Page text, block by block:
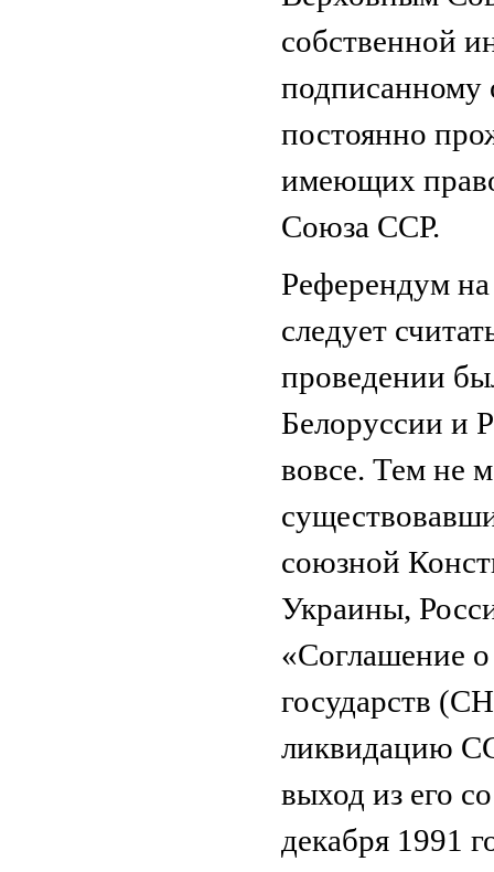
собственной
подписанному
постоянно
имеющих право
Союза ССР.
Референдум на
следует
проведении
Белоруссии и
вовсе. Тем не
союзной
Украины,
«Соглашение
государств
ликвидацию
выход из его
декабря 1991